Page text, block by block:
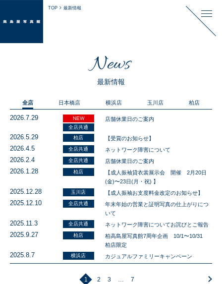
TOP 最新情報
News
最新情報
全店 日本橋店 横浜店 玉川店 柏店
2026.7.29
NEW
全店共通
店舗休業日のご案内
2026.5.29 柏店 【受賞のお知らせ】
2026.4.5 全店共通 ネットワーク障害について
2026.2.4 全店共通 店舗休業日のご案内
2026.1.28 柏店
【成人振袖貸衣裳展示会 開催 2月20日
(金)〜23日(月・祝) 】
2025.12.28 玉川店 【成人振袖お支度料金改定のお知らせ】
2025.12.10 全店共通
年末年始の営業と証明写真の仕上がりにつ
いて
2025.11.3 全店共通 ネットワーク障害についてお詫びとご報告
2025.9.27 柏店
柏高島屋写真館7周年企画 10/1〜10/31
柏店限定
2025.8.7 横浜店 カジュアルファミリーキャンペーン
1 2 3 … 7